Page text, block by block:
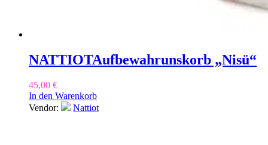
NATTIOTAufbewahrunskorb „Nisü“
45,00 €
In den Warenkorb
Vendor:
Nattiot